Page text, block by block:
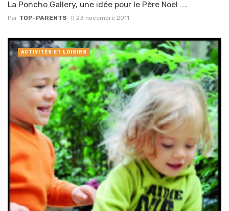
La Poncho Gallery, une idée pour le Père Noël ….
Par TOP-PARENTS 23 novembre 2011
ACTIVITÉS ET LOISIRS